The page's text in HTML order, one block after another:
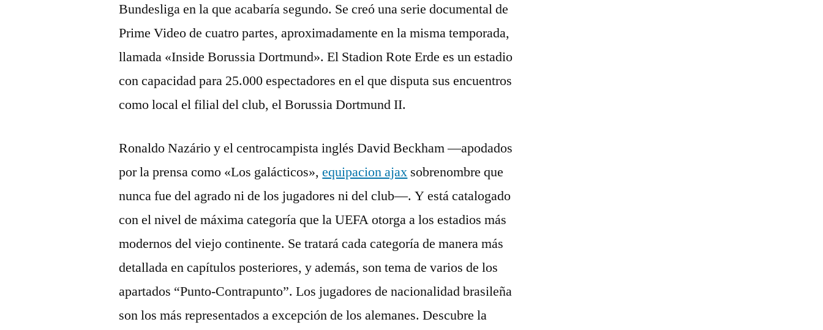
Bundesliga en la que acabaría segundo. Se creó una serie documental de
Prime Video de cuatro partes, aproximadamente en la misma temporada,
llamada «Inside Borussia Dortmund». El Stadion Rote Erde es un estadio
con capacidad para 25.000 espectadores en el que disputa sus encuentros
como local el filial del club, el Borussia Dortmund II.
Ronaldo Nazário y el centrocampista inglés David Beckham —apodados
por la prensa como «Los galácticos»,equipacion ajax sobrenombre que
nunca fue del agrado ni de los jugadores ni del club—. Y está catalogado
con el nivel de máxima categoría que la UEFA otorga a los estadios más
modernos del viejo continente. Se tratará cada categoría de manera más
detallada en capítulos posteriores, y además, son tema de varios de los
apartados “Punto-Contrapunto”. Los jugadores de nacionalidad brasileña
son los más representados a excepción de los alemanes. Descubre la